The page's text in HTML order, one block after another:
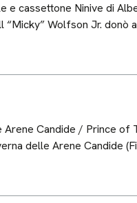
cassettone Ninive di
Wolfson Jr. donò
Candide / Prince of
delle Arene Candide